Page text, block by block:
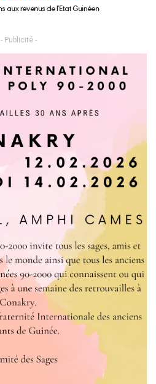
- Publicité -